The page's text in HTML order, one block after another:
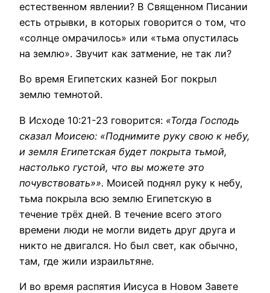
естественном явлении? В Священном Писании
есть отрывки, в которых говорится о том, что
«солнце омрачилось» или «тьма опустилась
на землю». Звучит как затмение, не так ли?
Во время Египетских казней Бог покрыл
землю темнотой.
В Исходе 10:21-23 говорится: «Тогда Господь
сказал Моисею: «Поднимите руку свою к небу,
и земля Египетская будет покрыта тьмой,
настолько густой, что вы можете это
почувствовать»». Моисей поднял руку к небу,
тьма покрыла всю землю Египетскую в
течение трёх дней. В течение всего этого
времени люди не могли видеть друг друга и
никто не двигался. Но был свет, как обычно,
там, где жили израильтяне.
И во время распятия Иисуса в Новом Завете